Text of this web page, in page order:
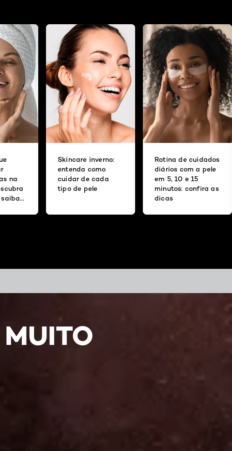
na
saiba
Skincare inverno:
entenda como
cuidar de cada
tipo de pele
Rotina de cuidados
diários com a pele
em 5, 10 e 15
minutos: confira as
dicas